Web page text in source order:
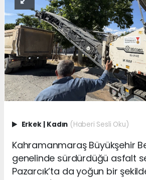
Erkek | Kadın (Haberi Sesli Oku)
Kahramanmaraş Büyükşehir
genelinde sürdürdüğü asfalt
Pazarcık’ta da yoğun bir